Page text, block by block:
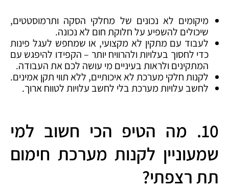
מיקומים לא נכונים של מחלקי הסקה ותרמוסטטים,
שיכולים להשפיע על חלוקת חום לא נכונה.
לעבוד עם מתקין לא מקצועי, או שמחפש לעגל פינות
כדי לחסוך בעלויות ולהרוויח יותר – הקפידו להיפגש עם
המתקינים ולראות בעיניים מי עושה לכם את העבודה.
לקנות חלקי מערכת לא איכותיים, ללא תווי תקן אמינים.
לחשב עלויות מערכת בלי לחשב עלויות לטווח ארוך.
10. מה הטיפ הכי חשוב למי
שמעוניין לקנות מערכת חימום
תת רצפתי?